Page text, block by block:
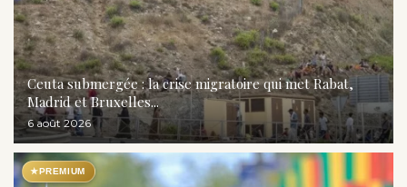
Ceuta submergée : la crise migratoire qui met Rabat,
Madrid et Bruxelles...
6 août 2026
★PREMIUM